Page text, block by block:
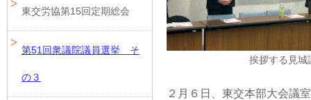
東交労協第15回定期総会
第51回衆議院議員選挙 そ
の３
挨拶する見城
２月６日、東交本部大会議